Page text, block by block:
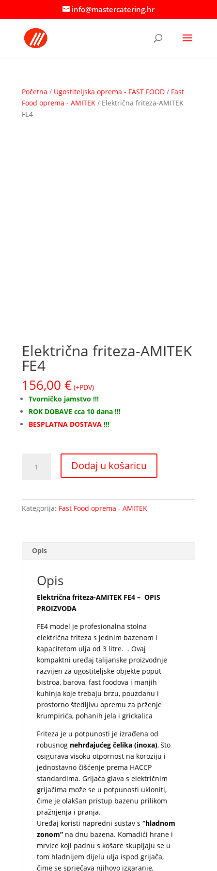
info@mastercatering.hr
Početna / Ugostiteljska oprema - FAST FOOD/ Fast
Food oprema - AMITEK/ Električna friteza-AMITEK
FE4
Električna friteza-AMITEK
FE4
156,00 € (+PDV)
Tvorničko jamstvo !!!
ROK DOBAVE cca 10 dana !!!
BESPLATNA DOSTAVA!!!
friteza-
Dodaj u košaricu
Kategorija: Fast Food oprema - AMITEK
Opis
Opis
Električna friteza-AMITEK FE4 – OPIS
PROIZVODA
FE4 model je profesionalna stolna
električna friteza s jednim bazenom i
kapacitetom ulja od 3 litre. . Ovaj
kompaktni uređaj talijanske proizvodnje
razvijen za ugostiteljske objekte poput
bistroa, barova, fast foodova i manjih
kuhinja koje trebaju brzu, pouzdanu i
prostorno štedljivu opremu za prženje
krumpirića, pohanih jela i grickalica
Friteza je u potpunosti je izrađena od
robusnog nehrđajućeg čelika (inoxa), što
osigurava visoku otpornost na koroziju i
jednostavno čišćenje prema HACCP
standardima. Grijaća glava s električnim
grijačima može se u potpunosti ukloniti,
čime je olakšan pristup bazenu prilikom
pražnjenja i pranja.
Uređaj koristi napredni sustav s “hladnom
zonom”na dnu bazena. Komadići hrane i
mrvice koji padnu s košare skupljaju se u
tom hladnijem dijelu ulja ispod grijača,
čime se sprječava njihovo izgaranje,